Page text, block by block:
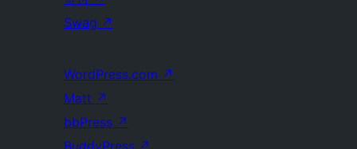
Swag ↗
WordPress.com ↗
Matt ↗
bbPress ↗
BuddyPress ↗